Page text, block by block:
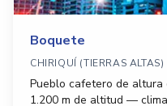
Boquete
CHIRIQUÍ (TIERRAS ALTAS)
Pueblo cafetero de altura
1.200 m de altitud —